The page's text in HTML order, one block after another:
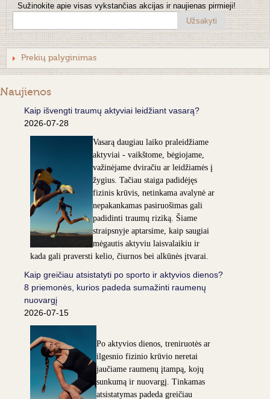
Sužinokite apie visas vykstančias akcijas ir naujienas pirmieji!
Užsakyti
Prekių palyginimas
Naujienos
Kaip išvengti traumų aktyviai leidžiant vasarą?
2026-07-28
Vasarą daugiau laiko praleidžiame
aktyviai - vaikštome, bėgiojame,
važinėjame dviračiu ar leidžiamės į
žygius. Tačiau staiga padidėjęs
fizinis krūvis, netinkama avalynė ar
nepakankamas pasiruošimas gali
padidinti traumų riziką. Šiame
straipsnyje aptarsime, kaip saugiai
mėgautis aktyviu laisvalaikiu ir
kada gali praversti kelio, čiurnos bei alkūnės įtvarai.
Kaip greičiau atsistatyti po sporto ir aktyvios dienos?
8 priemonės, kurios padeda sumažinti raumenų
nuovargį
2026-07-15
Po aktyvios dienos, treniruotės ar
ilgesnio fizinio krūvio neretai
jaučiame raumenų įtampą, kojų
sunkumą ir nuovargį. Tinkamas
atsistatymas padeda greičiau